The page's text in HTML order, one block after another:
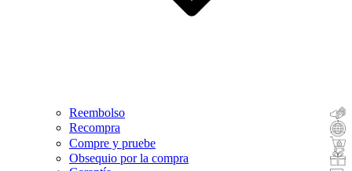
Reembolso
Recompra
Compre y pruebe
Obsequio por la compra